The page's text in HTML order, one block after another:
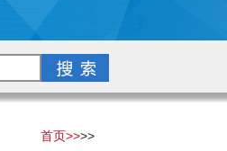
首页>>>>